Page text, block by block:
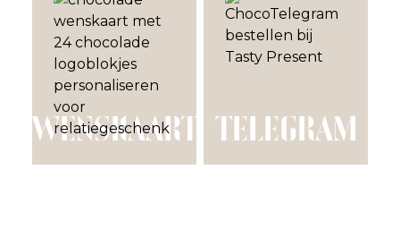
WENSKAART TELEGRAM